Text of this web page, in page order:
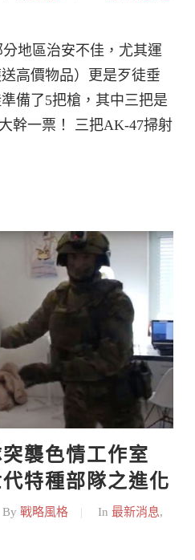
地區治安不佳，尤其運
高價物品）更是歹徒垂
備了5把槍，其中三把是
幹一票！ 三把AK-47掃射
襲色情工作室
特種部隊之進化
By 戰略風格 In 最新消息,